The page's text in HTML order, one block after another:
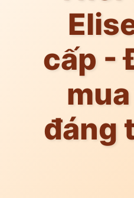
cấp -
đáng